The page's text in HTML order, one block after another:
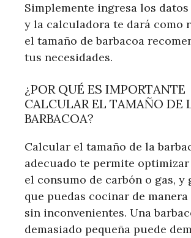
Simplemente ingresa los
y la calculadora te dará como
el tamaño de barbacoa
tus necesidades.
¿POR QUÉ ES IMPORTANTE
CALCULAR EL TAMAÑO DE
BARBACOA?
Calcular el tamaño de la
adecuado te permite optimizar
el consumo de carbón o gas, y
que puedas cocinar de
sin inconvenientes. Una
demasiado pequeña puede